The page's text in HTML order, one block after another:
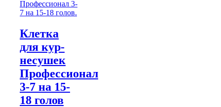
Клетка
для кур-
несушек
Профессионал
3-7 на 15-
18 голов